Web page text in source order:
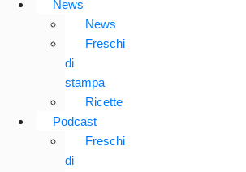
News
News
Freschi
di
stampa
Ricette
Podcast
Freschi
di